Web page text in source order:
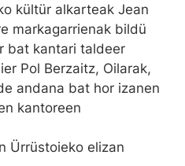
kültür alkarteak Jean
markagarrienak bildü
bat kantari taldeer
Pol Berzaitz, Oilarak,
andana bat hor izanen
kantoreen
Ürrüstoieko elizan